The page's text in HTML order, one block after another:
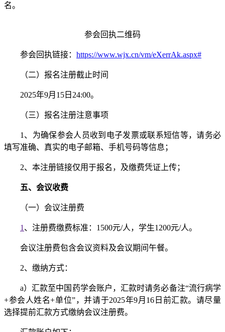
名。
参会回执二维码
参会回执链接： https://www.wjx.cn/vm/eXerrAk.aspx#
（二）报名注册截止时间
2025年9月15日24:00。
（三）报名注册注意事项
1、为确保参会人员收到电子发票或联系短信等，请务必
填写准确、真实的电子邮箱、手机号码等信息；
2、本注册链接仅用于报名，及缴费凭证上传；
五、会议收费
（一）会议注册费
1 、注册费缴费标准：1500元/人，学生1200元/人。
会议注册费包含会议资料及会议期间午餐。
2、缴纳方式：
a）汇款至中国药学会账户，汇款时请务必备注“流行病学
+参会人姓名+单位”，并请于2025年9月16日前汇款。请尽量
选择提前汇款方式缴纳会议注册费。